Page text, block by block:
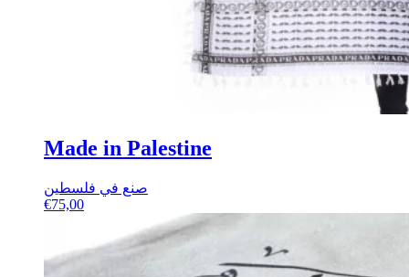
Made in Palestine
صنع في فلسطين
€75,00